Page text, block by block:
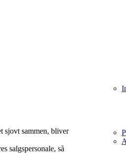
sjovt sammen, bliver
salgspersonale, så